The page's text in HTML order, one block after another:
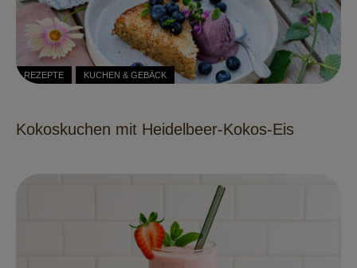
REZEPTE KUCHEN & GEBÄCK
Kokoskuchen mit Heidelbeer-Kokos-Eis